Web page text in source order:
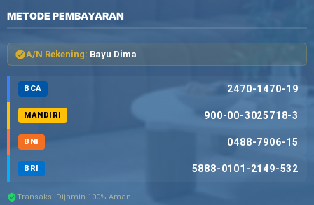
METODE PEMBAYARAN
A/N Rekening: Bayu Dima
BCA 2470-1470-19
MANDIRI 900-00-3025718-3
BNI 0488-7906-15
BRI 5888-0101-2149-532
Transaksi Dijamin 100% Aman